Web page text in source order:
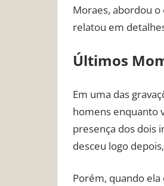
Moraes, abordou
relatou em
Últimos
Em uma das
homens enquanto
presença dos dois
desceu logo
Porém, quando